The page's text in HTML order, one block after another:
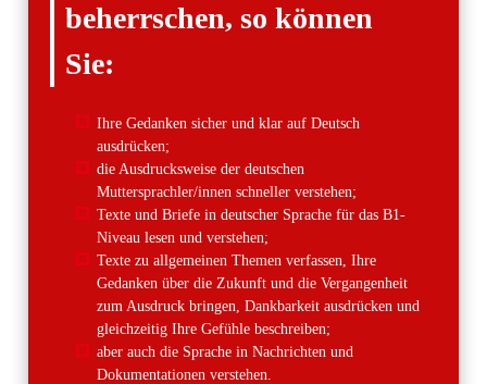
beherrschen, so können
Sie:
Ihre Gedanken sicher und klar auf Deutsch
ausdrücken;
die Ausdrucksweise der deutschen
Muttersprachler/innen schneller verstehen;
Texte und Briefe in deutscher Sprache für das B1-
Niveau lesen und verstehen;
Texte zu allgemeinen Themen verfassen, Ihre
Gedanken über die Zukunft und die Vergangenheit
zum Ausdruck bringen, Dankbarkeit ausdrücken und
gleichzeitig Ihre Gefühle beschreiben;
aber auch die Sprache in Nachrichten und
Dokumentationen verstehen.